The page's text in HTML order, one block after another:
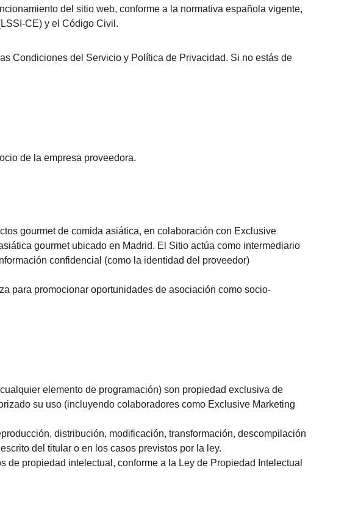
del sitio web, conforme a la normativa española vigente,
CE) y el Código Civil.
Condiciones del Servicio y Política de Privacidad. Si no estás de
de la empresa proveedora.
gourmet de comida asiática, en colaboración con Exclusive
gourmet ubicado en Madrid. El Sitio actúa como intermediario
confidencial (como la identidad del proveedor)
para promocionar oportunidades de asociación como socio-
elemento de programación) son propiedad exclusiva de
su uso (incluyendo colaboradores como Exclusive Marketing
distribución, modificación, transformación, descompilación
del titular o en los casos previstos por la ley.
propiedad intelectual, conforme a la Ley de Propiedad Intelectual